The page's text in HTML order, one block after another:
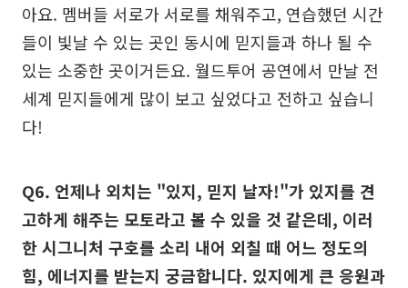
아요. 멤버들 서로가 서로를 채워주고, 연습했던 시간
들이 빛날 수 있는 곳인 동시에 믿지들과 하나 될 수
있는 소중한 곳이거든요. 월드투어 공연에서 만날 전
세계 믿지들에게 많이 보고 싶었다고 전하고 싶습니
다!
Q6. 언제나 외치는 "있지, 믿지 날자!"가 있지를 견
고하게 해주는 모토라고 볼 수 있을 것 같은데, 이러
한 시그니처 구호를 소리 내어 외칠 때 어느 정도의
힘, 에너지를 받는지 궁금합니다. 있지에게 큰 응원과